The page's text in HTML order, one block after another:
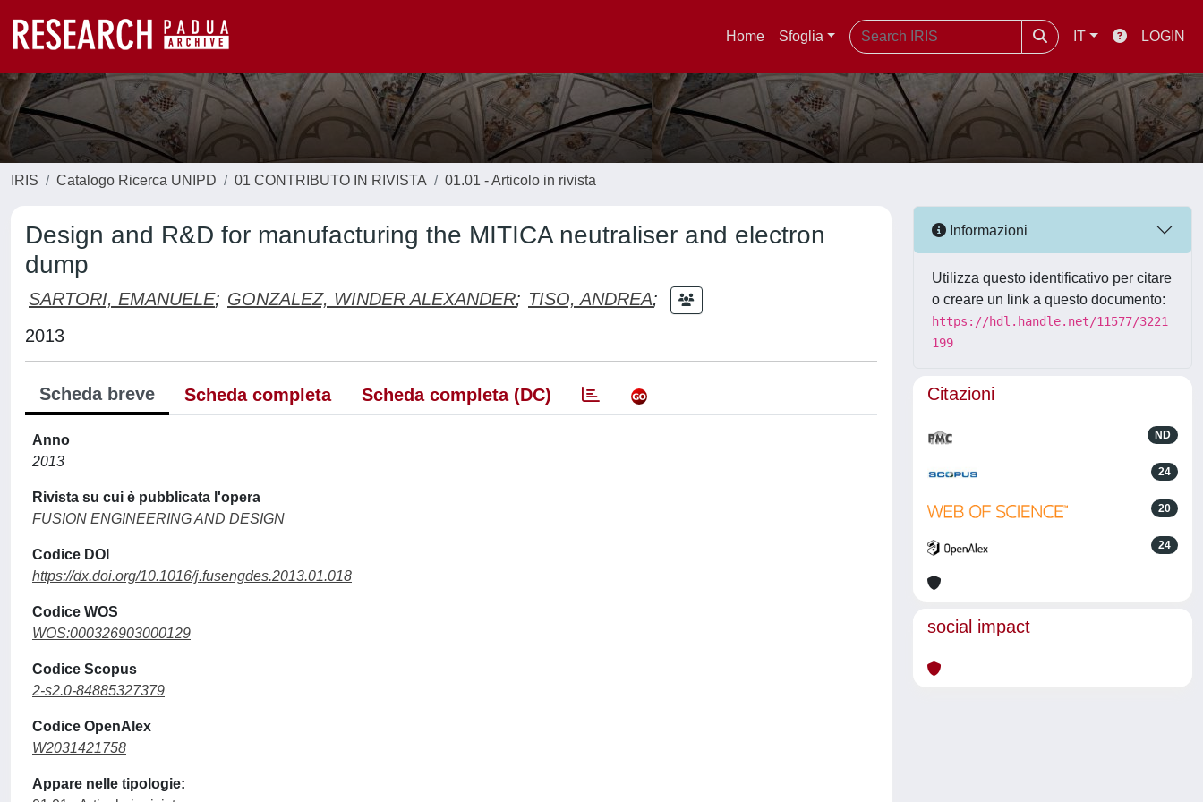
Home Sfoglia IT LOGIN
IRIS Catalogo Ricerca UNIPD 01 CONTRIBUTO IN RIVISTA 01.01 - Articolo in rivista
Design and R&D for manufacturing the MITICA neutraliser and electron
dump
SARTORI, EMANUELE; GONZALEZ, WINDER ALEXANDER; TISO, ANDREA;
2013
Scheda breve Scheda completa Scheda completa (DC)
Anno
2013
Rivista su cui è pubblicata l'opera
FUSION ENGINEERING AND DESIGN
Codice DOI
https://dx.doi.org/10.1016/j.fusengdes.2013.01.018
Codice WOS
WOS:000326903000129
Codice Scopus
2-s2.0-84885327379
Codice OpenAlex
W2031421758
Appare nelle tipologie:
Informazioni
Utilizza questo identificativo per citare
o creare un link a questo documento:
https://hdl.handle.net/11577/3221
199
Citazioni
ND
24
20
24
social impact